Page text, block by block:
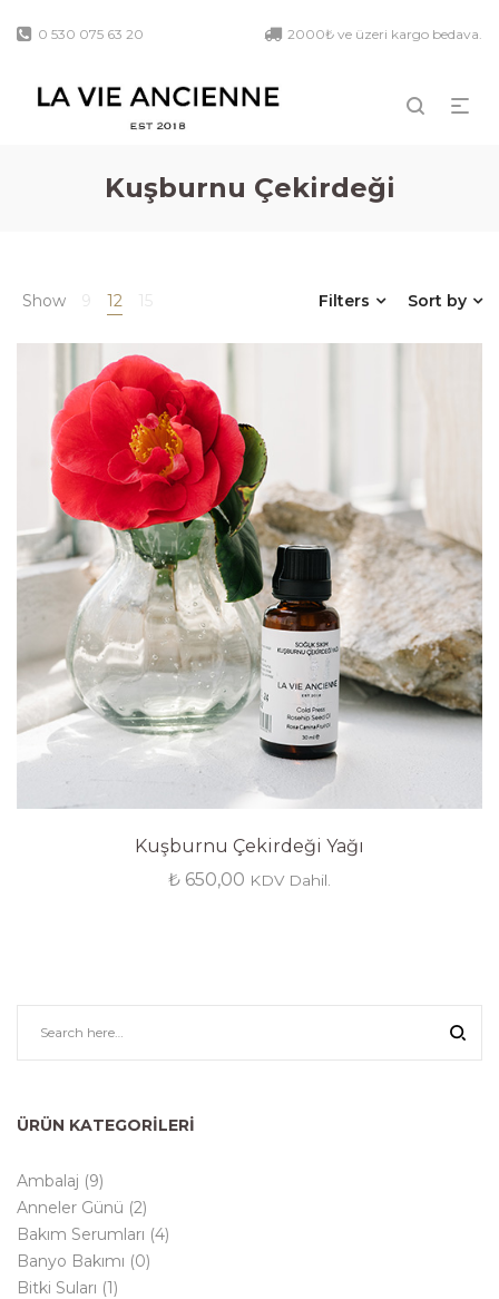
0 530 075 63 20 2000₺ ve üzeri kargo bedava.
Kuşburnu Çekirdeği
Show 12 15 Sort by
Filters
Kuşburnu Çekirdeği Yağı
₺ 650,00 KDV Dahil.
ÜRÜN KATEGORILERI
Ambalaj (9)
Anneler Günü (2)
Bakım Serumları (4)
Banyo Bakımı (0)
Bitki Suları (1)